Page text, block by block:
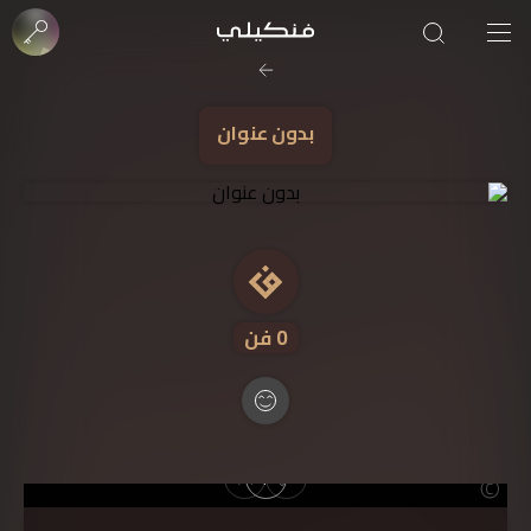
بدون عنوان
0فن
صورة الغلاف من فن